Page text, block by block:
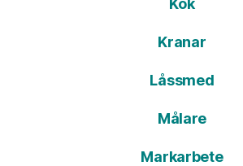
Kök
Kranar
Låssmed
Målare
Markarbete